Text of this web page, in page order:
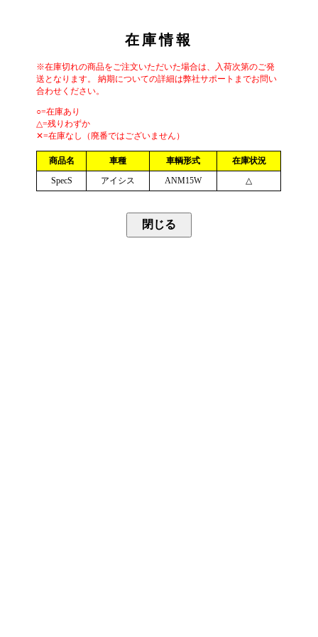
在庫情報
※在庫切れの商品をご注文いただいた場合は、入荷次第のご発
送となります。 納期についての詳細は弊社サポートまでお問い
合わせください。
○=在庫あり
△=残りわずか
✕=在庫なし（廃番ではございません）
商品名 車種 車輌形式
在庫状況
SpecS
アイシス ANM15W △